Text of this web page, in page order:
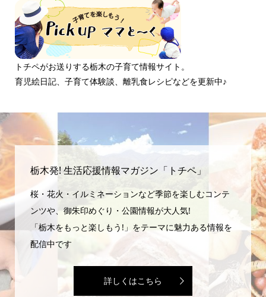
トチペがお送りする栃木の子育て情報サイト。
育児絵日記、子育て体験談、離乳食レシピなどを更新中♪
栃木発! 生活応援情報マガジン「トチペ」
桜・花火・イルミネーションなど季節を楽しむコンテ
ンツや、御朱印めぐり・公園情報が大人気!
「栃木をもっと楽しもう!」をテーマに魅力ある情報を
配信中です
詳しくはこちら